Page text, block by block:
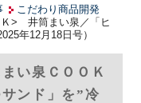
こだわり商品開発
> 井筒まい泉／「ヒ
年12月18日号）
い泉ＣＯＯＫ
ンド」を”冷